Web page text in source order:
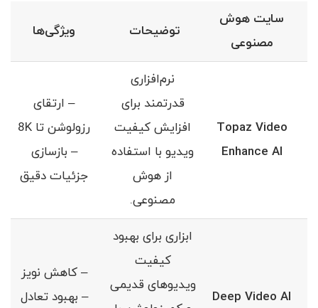
سایت هوش
مصنوعی
توضیحات ویژگی‌ها
Topaz Video
Enhance AI
نرم‌افزاری
قدرتمند برای
افزایش کیفیت
ویدیو با استفاده
از هوش
مصنوعی.
– ارتقای
رزولوشن تا 8K
– بازسازی
جزئیات دقیق
Deep Video AI
ابزاری برای بهبود
کیفیت
ویدیوهای قدیمی
– کاهش نویز
– بهبود تعادل